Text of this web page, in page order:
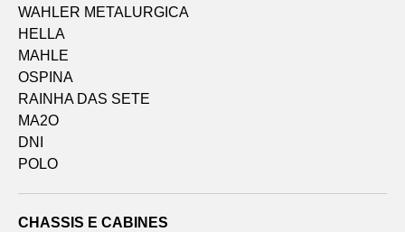
WAHLER METALURGICA
HELLA
MAHLE
OSPINA
RAINHA DAS SETE
MA2O
DNI
POLO
CHASSIS E CABINES